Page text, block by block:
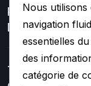
Réparation Et
De Turbo
Turbos
Nous
navigation
essentielles
des
catégorie de